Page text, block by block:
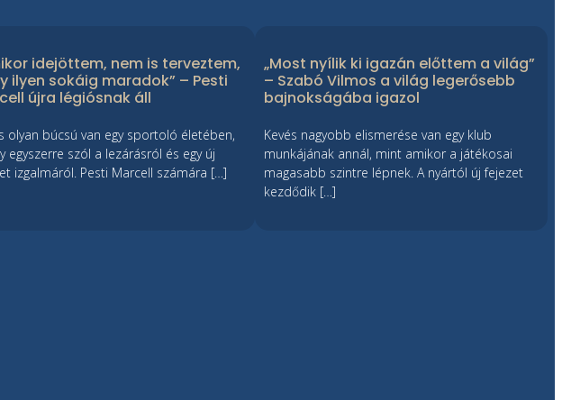
idejöttem, nem is terveztem,
ilyen sokáig maradok” – Pesti
újra légiósnak áll
olyan búcsú van egy sportoló életében,
egyszerre szól a lezárásról és egy új
izgalmáról. Pesti Marcell számára […]
„Most nyílik ki igazán előttem a világ”
– Szabó Vilmos a világ legerősebb
bajnokságába igazol
Kevés nagyobb elismerése van egy klub
munkájának annál, mint amikor a játékosai
magasabb szintre lépnek. A nyártól új fejezet
kezdődik […]